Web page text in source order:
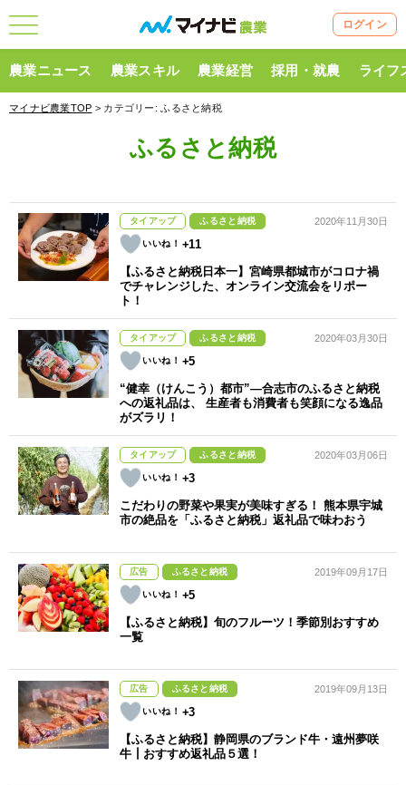
ログイン
農業ニュース 農業スキル 農業経営 採用・就農 ライフ
マイナビ農業TOP > カテゴリー:ふるさと納税
ふるさと納税
タイアップ ふるさと納税
+11
2020年11月30日
【ふるさと納税日本一】宮崎県都城市がコロナ禍
でチャレンジした、オンライン交流会をリポー
ト！
タイアップ ふるさと納税
+5
2020年03月30日
“健幸（けんこう）都市”―合志市のふるさと納税
への返礼品は、 生産者も消費者も笑顔になる逸品
がズラリ！
タイアップ ふるさと納税
+3
2020年03月06日
こだわりの野菜や果実が美味すぎる！ 熊本県宇城
市の絶品を「ふるさと納税」返礼品で味わおう
広告 ふるさと納税
+5
2019年09月17日
【ふるさと納税】旬のフルーツ！季節別おすすめ
一覧
広告 ふるさと納税
+3
2019年09月13日
【ふるさと納税】静岡県のブランド牛・遠州夢咲
牛┃おすすめ返礼品５選！